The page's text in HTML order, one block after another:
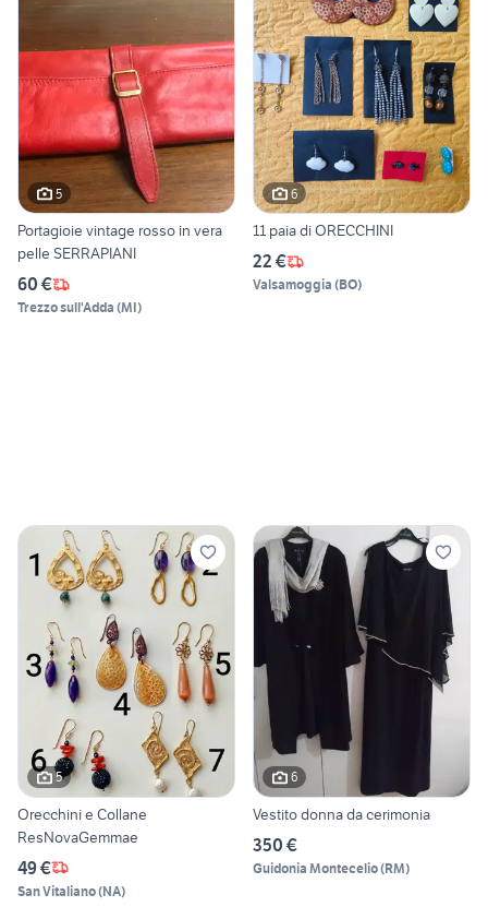
5
Portagioie vintage rosso in vera
pelle SERRAPIANI
60 €
Trezzo sull'Adda (MI)
6
11 paia di ORECCHINI
22 €
Valsamoggia (BO)
5
Orecchini e Collane
ResNovaGemmae
49 €
San Vitaliano(NA)
6
Vestito donna da cerimonia
350 €
Guidonia Montecelio(RM)